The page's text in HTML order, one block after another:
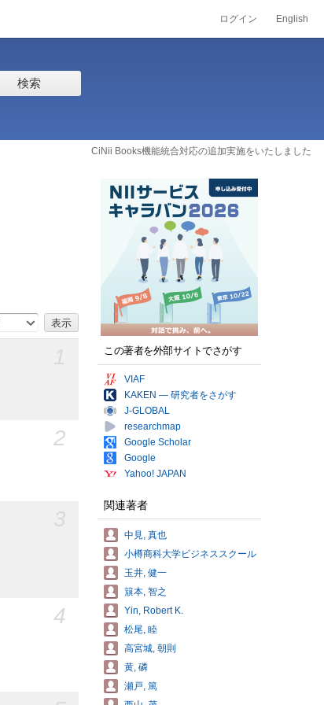
ログイン English
検索
CiNii Books機能統合対応の追加実施をいたしました
2
4
この著者を外部サイトでさがす
VIAF
KAKEN — 研究者をさがす
J-GLOBAL
researchmap
Google Scholar
Google
Yahoo! JAPAN
関連著者
中見, 真也
小樽商科大学ビジネススクール
玉井, 健一
簱本, 智之
Yin, Robert K.
松尾, 睦
高宮城, 朝則
黄, 磷
瀬戸, 篤